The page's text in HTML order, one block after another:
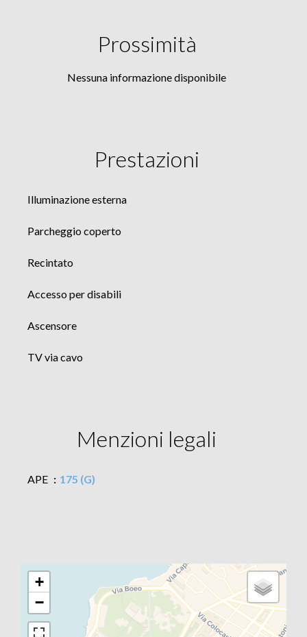
Prossimità
Nessuna informazione disponibile
Prestazioni
Illuminazione esterna
Parcheggio coperto
Recintato
Accesso per disabili
Ascensore
TV via cavo
Menzioni legali
APE 175 (G)
+
−